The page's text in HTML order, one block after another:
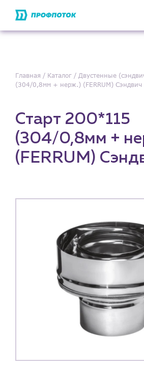
Главная Каталог Двустенные
(304/0,8мм + нерж.) (FERRUM) Сэндвич
Старт 200*115
(304/0,8мм +
(FERRUM)